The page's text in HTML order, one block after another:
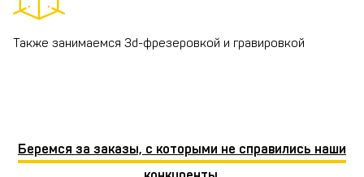
Также занимаемся 3d-фрезеровкой и гравировкой
Беремся за заказы, с которыми не справились наши